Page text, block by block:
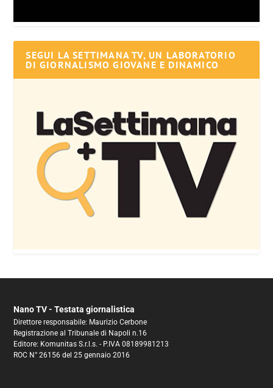
SEGUI LA SETTIMANA TV, UN LABORATORIO
DI GIORNALISMO GIOVANE E DINAMICO
Nano TV - Testata giornalistica
Direttore responsabile: Maurizio Cerbone
Registrazione al Tribunale di Napoli n.16
Editore: Komunitas S.r.l.s. - P.IVA 08189981213
ROC N° 26156 del 25 gennaio 2016